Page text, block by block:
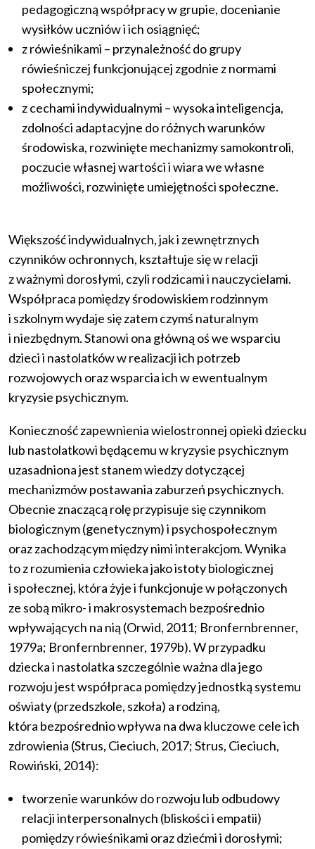
pedagogiczną współpracy w grupie, docenianie
wysiłków uczniów i ich osiągnięć;
z rówieśnikami – przynależność do grupy
rówieśniczej funkcjonującej zgodnie z normami
społecznymi;
z cechami indywidualnymi – wysoka inteligencja,
zdolności adaptacyjne do różnych warunków
środowiska, rozwinięte mechanizmy samokontroli,
poczucie własnej wartości i wiara we własne
możliwości, rozwinięte umiejętności społeczne.
Większość indywidualnych, jak i zewnętrznych
czynników ochronnych, kształtuje się w relacji
z ważnymi dorosłymi, czyli rodzicami i nauczycielami.
Współpraca pomiędzy środowiskiem rodzinnym
i szkolnym wydaje się zatem czymś naturalnym
i niezbędnym. Stanowi ona główną oś we wsparciu
dzieci i nastolatków w realizacji ich potrzeb
rozwojowych oraz wsparcia ich w ewentualnym
kryzysie psychicznym.
Konieczność zapewnienia wielostronnej opieki dziecku
lub nastolatkowi będącemu w kryzysie psychicznym
uzasadniona jest stanem wiedzy dotyczącej
mechanizmów postawania zaburzeń psychicznych.
Obecnie znaczącą rolę przypisuje się czynnikom
biologicznym (genetycznym) i psychospołecznym
oraz zachodzącym między nimi interakcjom. Wynika
to z rozumienia człowieka jako istoty biologicznej
i społecznej, która żyje i funkcjonuje w połączonych
ze sobą mikro- i makrosystemach bezpośrednio
wpływających na nią (Orwid, 2011; Bronfernbrenner,
1979a; Bronfernbrenner, 1979b). W przypadku
dziecka i nastolatka szczególnie ważna dla jego
rozwoju jest współpraca pomiędzy jednostką systemu
oświaty (przedszkole, szkoła) a rodziną,
która bezpośrednio wpływa na dwa kluczowe cele ich
zdrowienia (Strus, Cieciuch, 2017; Strus, Cieciuch,
Rowiński, 2014):
tworzenie warunków do rozwoju lub odbudowy
relacji interpersonalnych (bliskości i empatii)
pomiędzy rówieśnikami oraz dziećmi i dorosłymi;